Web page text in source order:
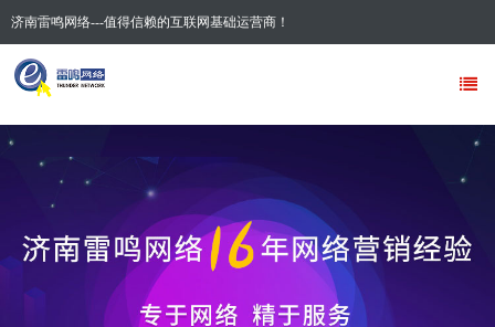
济南雷鸣网络---值得信赖的互联网基础运营商！